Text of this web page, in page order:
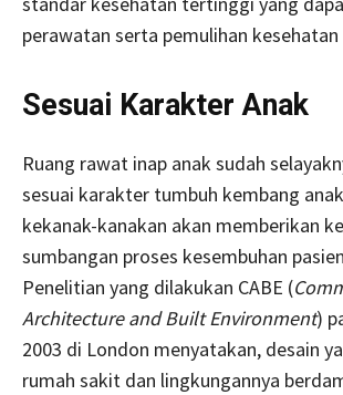
perawatan serta pemulihan
Sesuai Karakter Anak
Ruang rawat inap anak sudah
sesuai karakter tumbuh kembang
kekanak-kanakan akan memberikan
sumbangan proses kesembuhan
Penelitian yang dilakukan CABE (
Architecture and Built Environment)
2003 di London menyatakan, desain
rumah sakit dan lingkungannya